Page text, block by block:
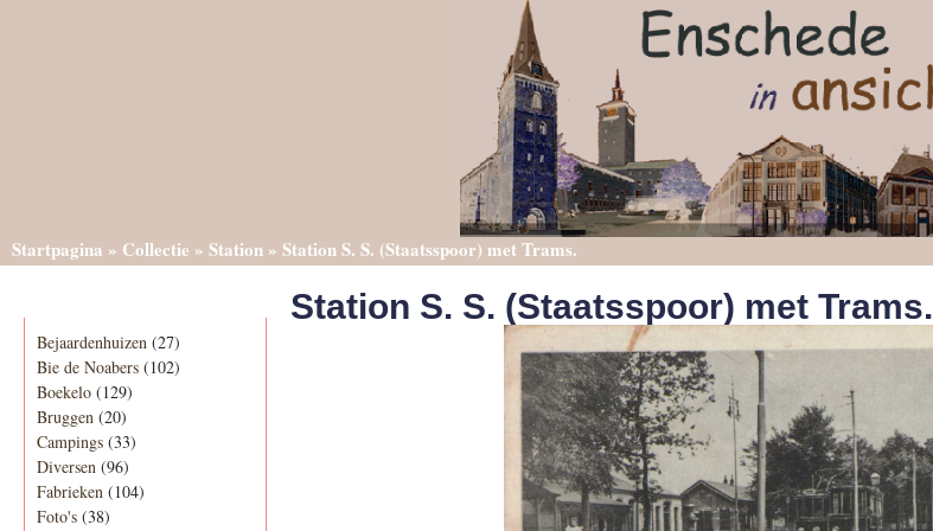
Startpagina » Collectie » Station» Station S. S. (Staatsspoor) met Trams.
Bejaardenhuizen (27)
Bie de Noabers (102)
Boekelo (129)
Bruggen (20)
Campings (33)
Diversen (96)
Fabrieken (104)
Foto's (38)
Station S. S. (Staatsspoor) met Trams.